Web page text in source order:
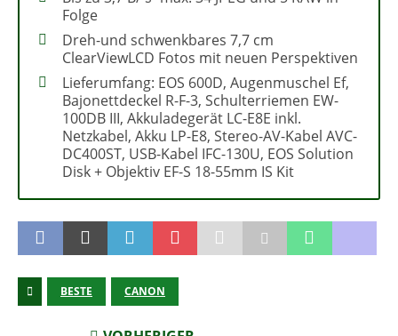
Folge
Dreh-und schwenkbares 7,7 cm
ClearViewLCD Fotos mit neuen Perspektiven
Lieferumfang: EOS 600D, Augenmuschel Ef,
Bajonettdeckel R-F-3, Schulterriemen EW-
100DB III, Akkuladegerät LC-E8E inkl.
Netzkabel, Akku LP-E8, Stereo-AV-Kabel AVC-
DC400ST, USB-Kabel IFC-130U, EOS Solution
Disk + Objektiv EF-S 18-55mm IS Kit
BESTE CANON